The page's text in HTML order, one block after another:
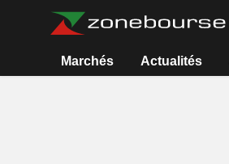
Marchés Actualités